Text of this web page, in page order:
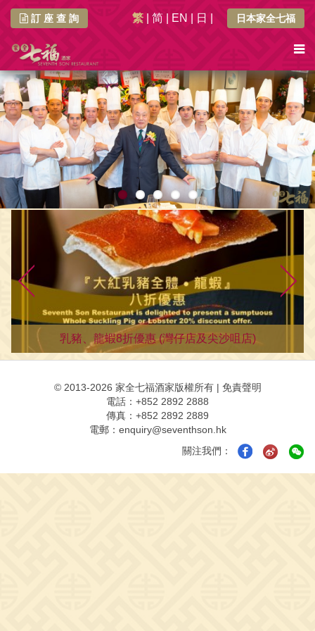
日本家全七福
繁 简 EN 日
訂 座 查 詢
乳豬、龍蝦8折優惠 (灣仔店及尖沙咀店)
© 2013-2026 家全七福酒家版權所有| 免責聲明
電話：+852 2892 2888
傳真：+852 2892 2889
電郵： enquiry@seventhson.hk
關注我們：